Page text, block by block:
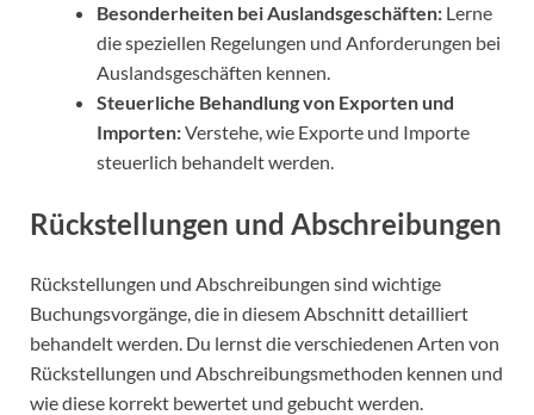
Besonderheiten bei Auslandsgeschäften: Lerne
die speziellen Regelungen und Anforderungen bei
Auslandsgeschäften kennen.
Steuerliche Behandlung von Exporten und
Importen:Verstehe, wie Exporte und Importe
steuerlich behandelt werden.
Rückstellungen und Abschreibungen
Rückstellungen und Abschreibungen sind wichtige
Buchungsvorgänge, die in diesem Abschnitt detailliert
behandelt werden. Du lernst die verschiedenen Arten von
Rückstellungen und Abschreibungsmethoden kennen und
wie diese korrekt bewertet und gebucht werden.